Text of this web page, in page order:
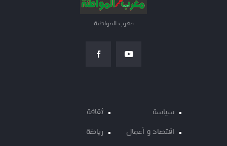
مغرب المواطنة
سياسة
اقتصاد و أعمال
ثقافة
رياضة